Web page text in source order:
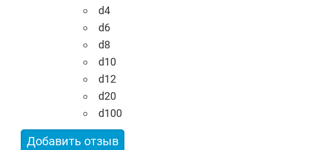
d4
d6
d8
d10
d12
d20
d100
Добавить отзыв